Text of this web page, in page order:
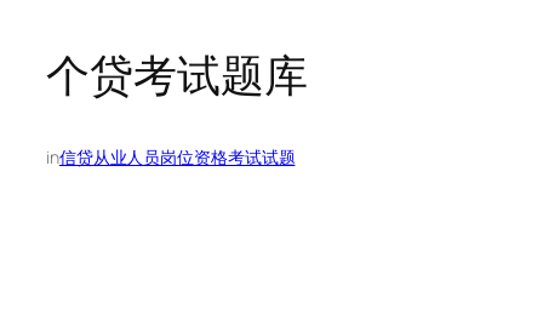
个贷考试题库
in信贷从业人员岗位资格考试试题